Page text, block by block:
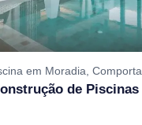
em Moradia, Comporta
de Piscinas